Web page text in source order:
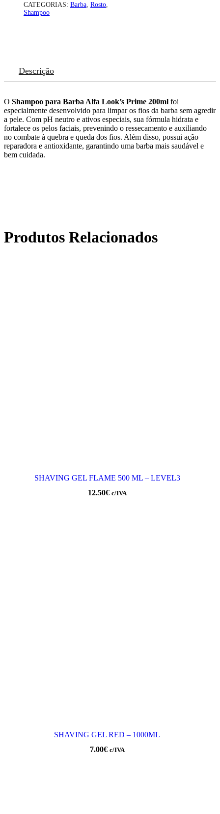
CATEGORIAS: Barba Rosto
Shampoo
Descrição
O Shampoo para Barba Alfa Look’s Prime 200ml foi
especialmente desenvolvido para limpar os fios da barba sem agredir
a pele. Com pH neutro e ativos especiais, sua fórmula hidrata e
fortalece os pelos faciais, prevenindo o ressecamento e auxiliando
no combate à quebra e queda dos fios. Além disso, possui ação
reparadora e antioxidante, garantindo uma barba mais saudável e
bem cuidada.
Produtos Relacionados
SHAVING GEL FLAME 500 ML – LEVEL3
12.50€ c/IVA
SHAVING GEL RED – 1000ML
7.00€ c/IVA